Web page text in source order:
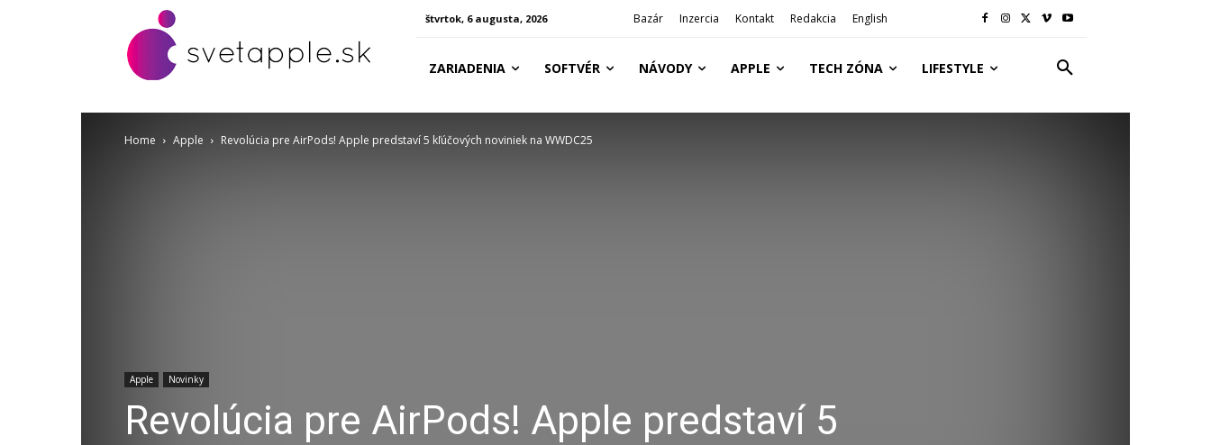
štvrtok, 6 augusta, 2026 Bazár Inzercia Kontakt Redakcia English
ZARIADENIA SOFTVÉR NÁVODY APPLE TECH ZÓNA LIFESTYLE
Home Apple Revolúcia pre AirPods! Apple predstaví 5 kľúčových noviniek na WWDC25
Apple Novinky
Revolúcia pre AirPods! Apple predstaví 5